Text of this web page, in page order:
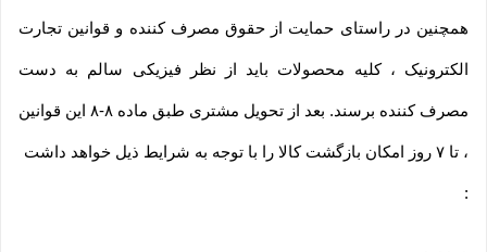
همچنین در راستای حمایت از حقوق مصرف کننده و قوانین تجارت
الکترونیک ، کلیه محصولات باید از نظر فیزیکی سالم به دست
مصرف کننده برسند. بعد از تحویل مشتری طبق ماده ۸-۸ این قوانین
، تا ۷ روز امکان بازگشت کالا را با توجه به شرایط ذیل خواهد داشت
: